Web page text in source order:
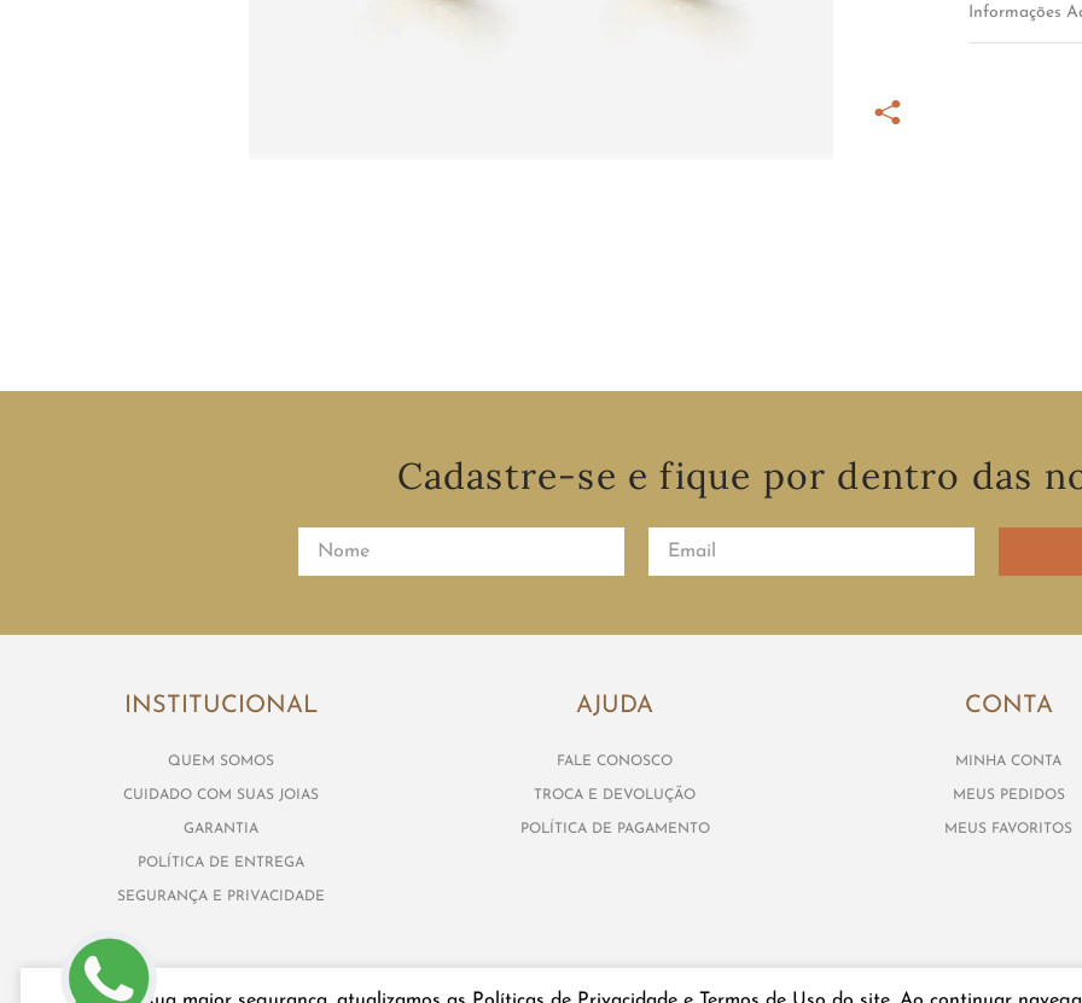
Informações
Cadastre-se e fique por dentro das
INSTITUCIONAL
QUEM SOMOS
CUIDADO COM SUAS JOIAS
GARANTIA
POLÍTICA DE ENTREGA
SEGURANÇA E PRIVACIDADE
AJUDA
FALE CONOSCO
TROCA E DEVOLUÇÃO
POLÍTICA DE PAGAMENTO
CONTA
MINHA CONTA
MEUS PEDIDOS
MEUS FAVORITOS